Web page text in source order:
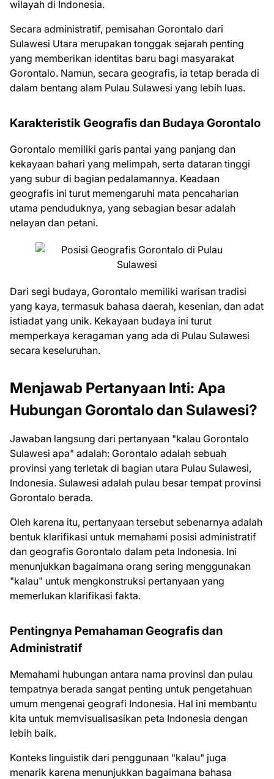
wilayah di Indonesia.
Secara administratif, pemisahan Gorontalo dari
Sulawesi Utara merupakan tonggak sejarah penting
yang memberikan identitas baru bagi masyarakat
Gorontalo. Namun, secara geografis, ia tetap berada di
dalam bentang alam Pulau Sulawesi yang lebih luas.
Karakteristik Geografis dan Budaya Gorontalo
Gorontalo memiliki garis pantai yang panjang dan
kekayaan bahari yang melimpah, serta dataran tinggi
yang subur di bagian pedalamannya. Keadaan
geografis ini turut memengaruhi mata pencaharian
utama penduduknya, yang sebagian besar adalah
nelayan dan petani.
Dari segi budaya, Gorontalo memiliki warisan tradisi
yang kaya, termasuk bahasa daerah, kesenian, dan adat
istiadat yang unik. Kekayaan budaya ini turut
memperkaya keragaman yang ada di Pulau Sulawesi
secara keseluruhan.
Menjawab Pertanyaan Inti: Apa
Hubungan Gorontalo dan Sulawesi?
Jawaban langsung dari pertanyaan "kalau Gorontalo
Sulawesi apa" adalah: Gorontalo adalah sebuah
provinsi yang terletak di bagian utara Pulau Sulawesi,
Indonesia. Sulawesi adalah pulau besar tempat provinsi
Gorontalo berada.
Oleh karena itu, pertanyaan tersebut sebenarnya adalah
bentuk klarifikasi untuk memahami posisi administratif
dan geografis Gorontalo dalam peta Indonesia. Ini
menunjukkan bagaimana orang sering menggunakan
"kalau" untuk mengkonstruksi pertanyaan yang
memerlukan klarifikasi fakta.
Pentingnya Pemahaman Geografis dan
Administratif
Memahami hubungan antara nama provinsi dan pulau
tempatnya berada sangat penting untuk pengetahuan
umum mengenai geografi Indonesia. Hal ini membantu
kita untuk memvisualisasikan peta Indonesia dengan
lebih baik.
Konteks linguistik dari penggunaan "kalau" juga
menarik karena menunjukkan bagaimana bahasa